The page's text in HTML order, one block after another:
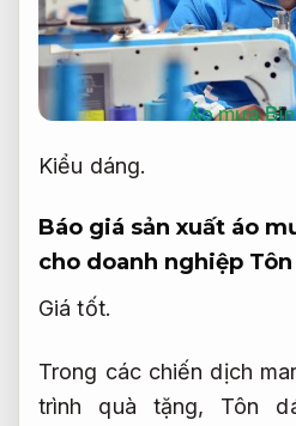
Kiểu dáng.
Báo giá sản xuất áo
cho doanh nghiệp
Giá tốt.
Trong các chiến dịch
trình quà tặng, Tôn